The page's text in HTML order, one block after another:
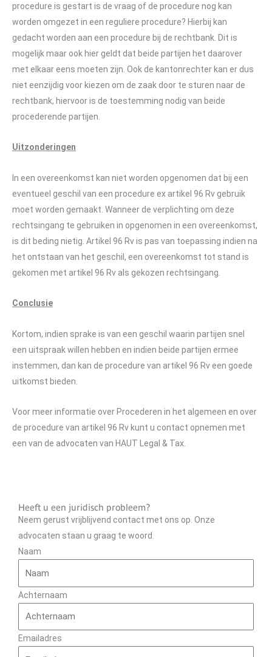
procedure is gestart is de vraag of de procedure nog kan
worden omgezet in een reguliere procedure? Hierbij kan
gedacht worden aan een procedure bij de rechtbank. Dit is
mogelijk maar ook hier geldt dat beide partijen het daarover
met elkaar eens moeten zijn. Ook de kantonrechter kan er dus
niet eenzijdig voor kiezen om de zaak door te sturen naar de
rechtbank, hiervoor is de toestemming nodig van beide
procederende partijen.
Uitzonderingen
In een overeenkomst kan niet worden opgenomen dat bij een
eventueel geschil van een procedure ex artikel 96 Rv gebruik
moet worden gemaakt. Wanneer de verplichting om deze
rechtsingang te gebruiken in opgenomen in een overeenkomst,
is dit beding nietig. Artikel 96 Rv is pas van toepassing indien na
het ontstaan van het geschil, een overeenkomst tot stand is
gekomen met artikel 96 Rv als gekozen rechtsingang.
Conclusie
Kortom, indien sprake is van een geschil waarin partijen snel
een uitspraak willen hebben en indien beide partijen ermee
instemmen, dan kan de procedure van artikel 96 Rv een goede
uitkomst bieden.
Voor meer informatie over Procederen in het algemeen en over
de procedure van artikel 96 Rv kunt u contact opnemen met
een van de advocaten van HAUT Legal & Tax.
Heeft u een juridisch probleem?
Neem gerust vrijblijvend contact met ons op. Onze
advocaten staan u graag te woord.
Naam
Achternaam
Emailadres